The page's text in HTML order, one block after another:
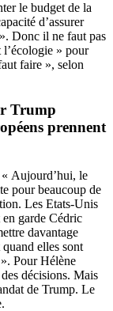
le budget de la
d’assurer
Donc il ne faut pas
l’écologie » pour
faire », selon
Trump
prennent
« Aujourd’hui, le
pour beaucoup de
Les Etats-Unis
garde Cédric
davantage
elles sont
Pour Hélène
décisions. Mais
de Trump. Le